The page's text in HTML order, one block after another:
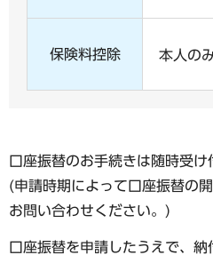
保険料控除 本人の
口座振替のお手続きは随時受け
(申請時期によって口座振替の
お問い合わせください。)
口座振替を申請したうえで、